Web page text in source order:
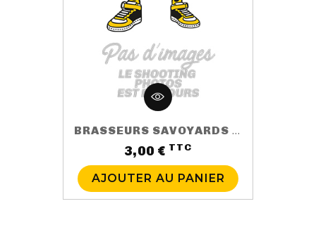
BRASSEURS SAVOYARDS GENEPI BIO
3,00 € TTCPrix
AJOUTER AU PANIER